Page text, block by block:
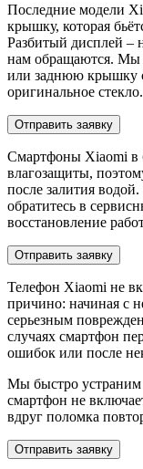
Последние модели
крышку, которая
Разбитый дисплей –
нам обращаются. Мы
или заднюю крышку
оригинальное
Отправить заявку
Смартфоны Xiaomi в
влагозащиты,
после залития
обратитесь в
восстановление
Отправить заявку
Телефон Xiaomi не
причино: начиная с
серьезным
случаях смартфон
ошибок или после
Мы быстро
смартфон не
вдруг поломка
Отправить заявку